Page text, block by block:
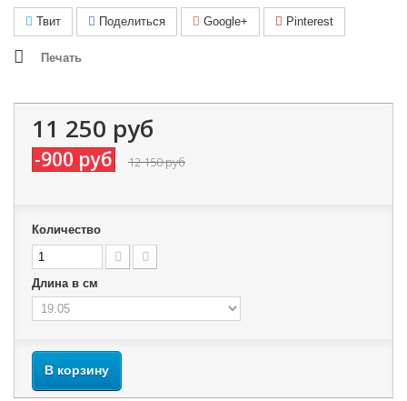
Твит Поделиться Google+ Pinterest
Печать
11 250 руб
-900 руб 12 150 руб
Количество
Длина в см
В корзину